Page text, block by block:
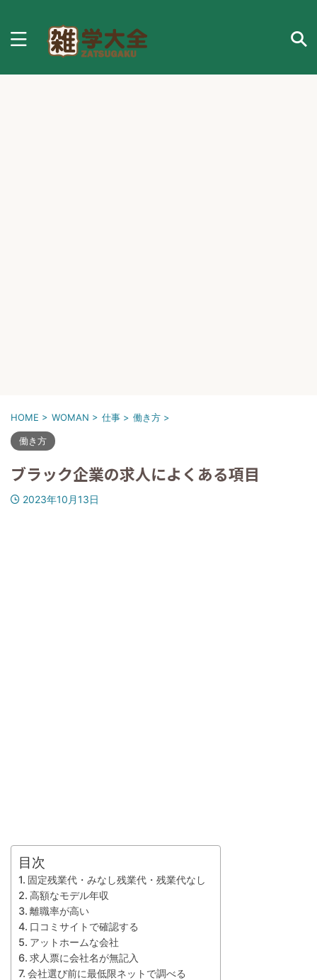
HOME > WOMAN > 仕事 > 働き方 >
働き方
ブラック企業の求人によくある項目
2023年10月13日
目次
固定残業代・みなし残業代・残業代なし
高額なモデル年収
離職率が高い
口コミサイトで確認する
アットホームな会社
求人票に会社名が無記入
会社選び前に最低限ネットで調べる